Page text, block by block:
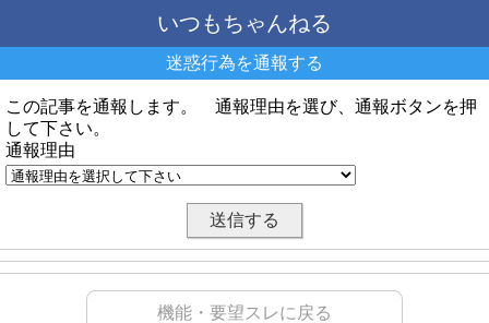
いつもちゃんねる
迷惑行為を通報する
この記事を通報します。 通報理由を選び、通報ボタンを押
して下さい。
通報理由
機能・要望スレに戻る